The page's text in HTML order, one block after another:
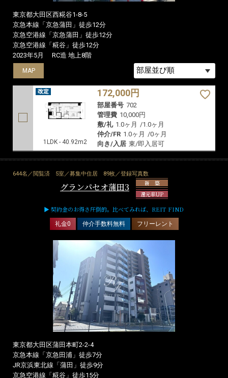
東京都大田区西糀谷1-8-5
京急本線「京急蒲田」徒歩12分
京急空港線「京急蒲田」徒歩12分
京急空港線「糀谷」徒歩12分
2023年5月
RC造 地上8階
MAP
1LDK - 40.92m2
172,000円
部屋番号 702
管理費 10,000円
敷/礼 1.0ヶ月 /1.0ヶ月
仲介/FR 1.0ヶ月 /0ヶ月
向き/入居 東/即入居可
644名／閲覧済 5室／募集中住居 89枚／登録写真数
グランパセオ蒲田3
新 築
還元率UP
▶ 契約金のお得さ圧倒的。比べてみれば、REIT FIND
礼金0 仲介手数料無料 フリーレント
東京都大田区蒲田本町2-2-4
京急本線「京急田浦」徒歩7分
JR京浜東北線「蒲田」徒歩9分
京急空港線「糀谷」徒歩15分